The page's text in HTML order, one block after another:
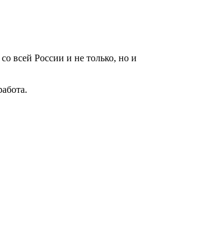
всей России и не только, но и